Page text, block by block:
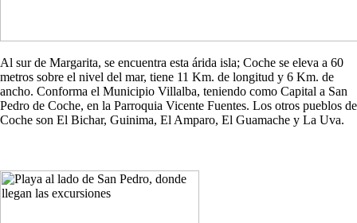
Al sur de Margarita, se encuentra esta árida isla; Coche se eleva a 60
metros sobre el nivel del mar, tiene 11 Km. de longitud y 6 Km. de
ancho. Conforma el Municipio Villalba, teniendo como Capital a San
Pedro de Coche, en la Parroquia Vicente Fuentes. Los otros pueblos de
Coche son El Bichar, Guinima, El Amparo, El Guamache y La Uva.